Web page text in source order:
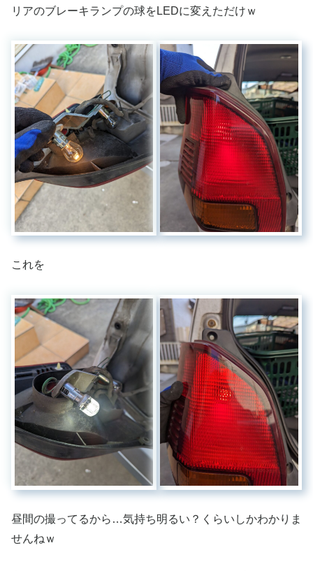
リアのブレーキランプの球をLEDに変えただけｗ
これを
昼間の撮ってるから…気持ち明るい？くらいしかわかりま
せんねｗ